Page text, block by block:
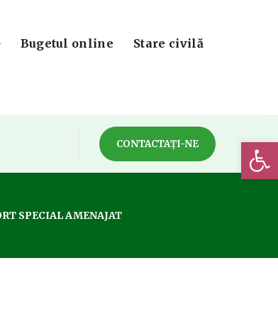
Bugetul online Stare civilă
CONTACTAȚI-NE
SPECIAL AMENAJAT